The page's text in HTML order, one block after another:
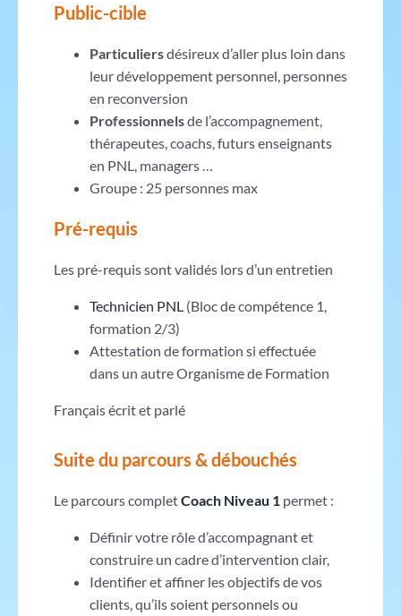
Public-cible
Particuliersdésireux d’aller plus loin dans
leur développement personnel, personnes
en reconversion
Professionnelsde l’accompagnement,
thérapeutes, coachs, futurs enseignants
en PNL, managers …
Groupe : 25 personnes max
Pré-requis
Les pré-requis sont validés lors d’un entretien
Technicien PNL (Bloc de compétence 1,
formation 2/3)
Attestation de formation si effectuée
dans un autre Organisme de Formation
Français écrit et parlé
Suite du parcours & débouchés
Le parcours completCoach Niveau 1 permet :
Définir votre rôle d’accompagnant et
construire un cadre d’intervention clair,
Identifier et affiner les objectifs de vos
clients, qu’ils soient personnels ou